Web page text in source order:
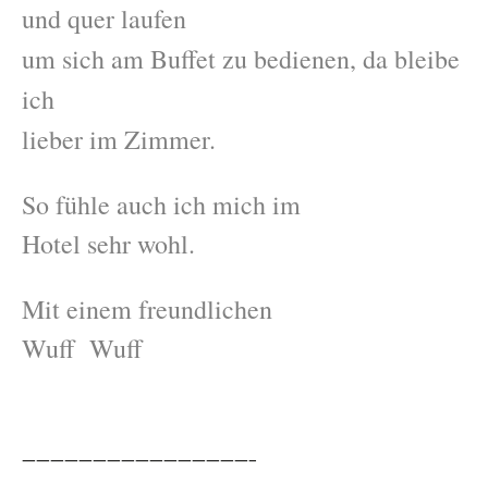
und quer laufen
um sich am Buffet zu bedienen, da bleibe
ich
lieber im Zimmer.
So fühle auch ich mich im
Hotel sehr wohl.
Mit einem freundlichen
Wuff Wuff
————————————————–